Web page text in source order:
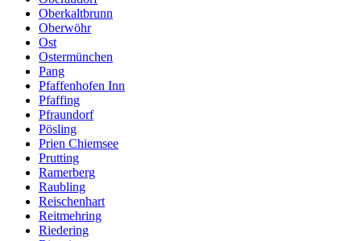
Oberkaltbrunn
Oberwöhr
Ost
Ostermünchen
Pang
Pfaffenhofen Inn
Pfaffing
Pfraundorf
Pösling
Prien Chiemsee
Prutting
Ramerberg
Raubling
Reischenhart
Reitmehring
Riedering